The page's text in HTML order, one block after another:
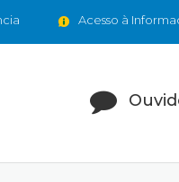
Acesso à